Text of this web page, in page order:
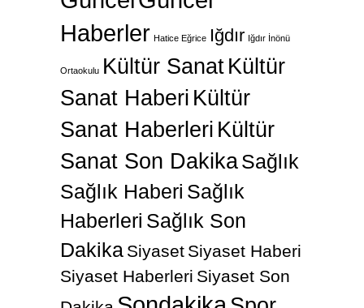
Haberler
Iğdır
Kültür SanatKültür
Sanat HaberiKültür
Sanat HaberleriKültür
Sanat Son DakikaSağlık
Sağlık HaberiSağlık
HaberleriSağlık Son
DakikaSiyaset Siyaset Haberi
Siyaset HaberleriSiyaset Son
Dakika SondakikaSpor